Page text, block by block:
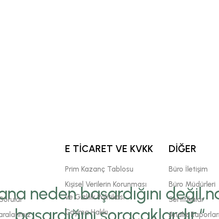
neden başardığını
E TİCARET VE KVKK
Prim Kazanç Tablosu
Kişisel Verilerin Korunması
ve Gizlilik Politikası
Cayma Hakkı
DİĞER
Büro İletişim
Büro Müdürleri
Sertifikalar
Analiz Raporları